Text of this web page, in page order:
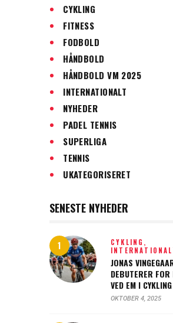
CYKLING
FITNESS
FODBOLD
HÅNDBOLD
HÅNDBOLD VM 2025
INTERNATIONALT
NYHEDER
PADEL TENNIS
SUPERLIGA
TENNIS
UKATEGORISERET
SENESTE NYHEDER
CYKLING,
JONAS
DEBUTERER
VED EM I CYKLING
OKTOBER 4, 2025